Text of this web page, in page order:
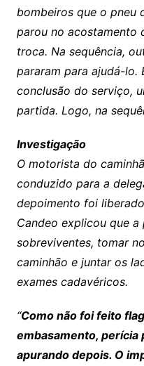
bombeiros que o pneu
parou no acostamento
troca. Na sequência,
pararam para ajudá-lo.
conclusão do serviço,
partida. Logo, na
Investigação
O motorista do
conduzido para a
depoimento foi
Candeo explicou que
sobreviventes, tomar
caminhão e juntar os
exames cadavéricos.
“Como não foi feito
embasamento, perícia
apurando depois. O